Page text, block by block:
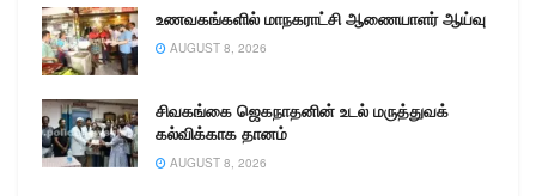
உணவகங்களில் மாநகராட்சி ஆணையாளர் ஆய்வு
AUGUST 8, 2026
சிவகங்கை ஜெகநாதனின் உடல் மருத்துவக்
கல்விக்காக தானம்
AUGUST 8, 2026